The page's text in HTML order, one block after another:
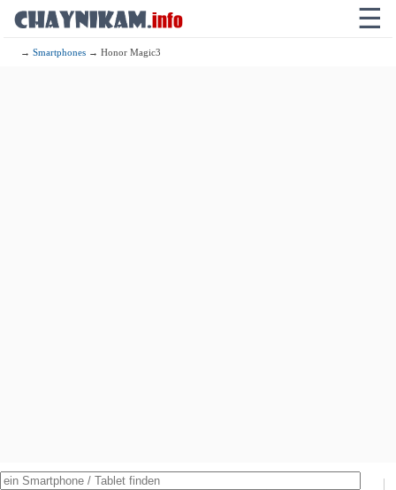
☰
→Smartphones → Honor Magic3